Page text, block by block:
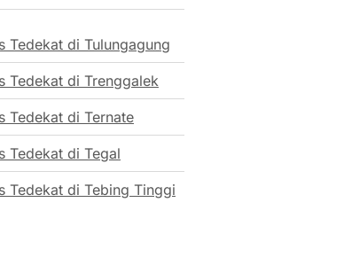
Tedekat di Tulungagung
Tedekat di Trenggalek
Tedekat di Ternate
Tedekat di Tegal
Tedekat di Tebing Tinggi